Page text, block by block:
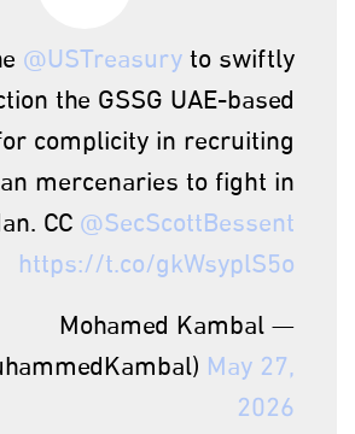
@USTreasuryto swiftly
the GSSG UAE-based
complicity in recruiting
mercenaries to fight in
CC@SecScottBessent
https://t.co/gkWsyplS5o
— Mohamed Kambal
May 27,
2026